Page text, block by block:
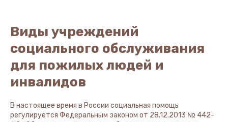
Виды учреждений
социального обслуживания
для пожилых людей и
инвалидов
В настоящее время в России социальная помощь
регулируется Федеральным законом от 28.12.2013 № 442-